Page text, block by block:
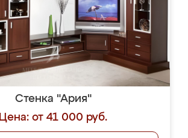
Стенка "Ария"
Цена: от 41 000 руб.